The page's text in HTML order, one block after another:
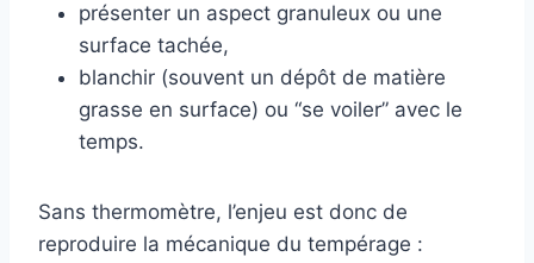
présenter un aspect granuleux ou une
surface tachée,
blanchir (souvent un dépôt de matière
grasse en surface) ou “se voiler” avec le
temps.
Sans thermomètre, l’enjeu est donc de
reproduire la mécanique du tempérage :